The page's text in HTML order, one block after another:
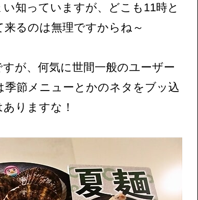
知っていますが、どこも11時と
るのは無理ですからね～
が、何気に世間一般のユーザー
節メニューとかのネタをブッ込
りますな！